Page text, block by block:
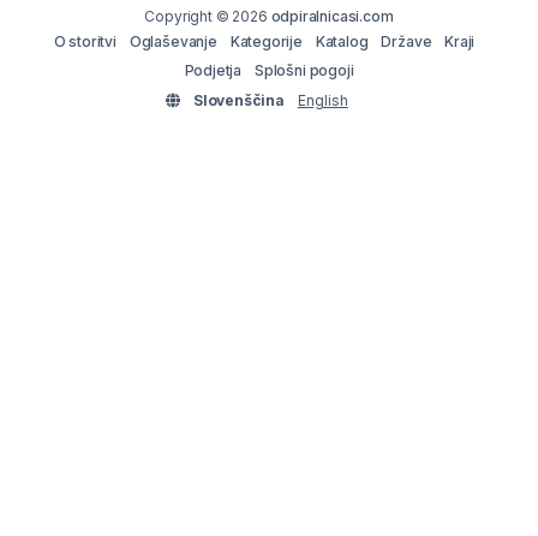
Copyright © 2026 odpiralnicasi.com
O storitvi
Oglaševanje Kategorije Katalog Države
Kraji
Podjetja
Splošni pogoji
Slovenščina
English